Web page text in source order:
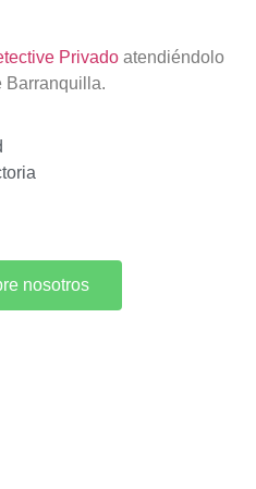
Privado atendiéndolo
Barranquilla.
nosotros